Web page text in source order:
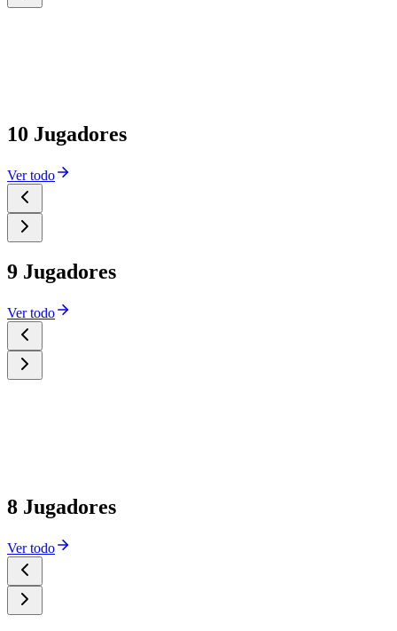
10 Jugadores
Ver todo
9 Jugadores
Ver todo
8 Jugadores
Ver todo